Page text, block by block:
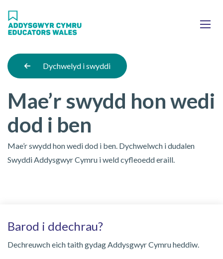
main
Dychwelyd i swyddi
Mae’r swydd hon wedi
dod i ben
Mae’r swydd hon wedi dod i ben. Dychwelwch i dudalen
Swyddi Addysgwyr Cymru i weld cyfleoedd eraill.
Barod i ddechrau?
Dechreuwch eich taith gydag Addysgwyr Cymru heddiw.